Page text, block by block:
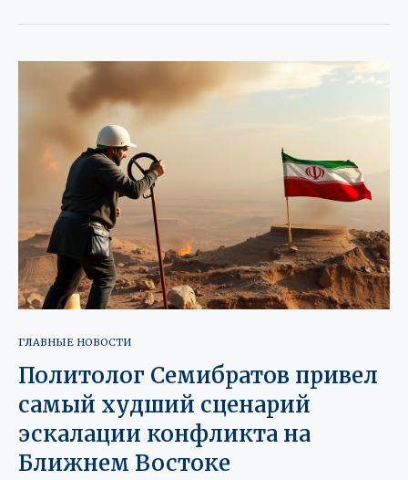
ГЛАВНЫЕ НОВОСТИ
Политолог Семибратов привел
самый худший сценарий
эскалации конфликта на
Ближнем Востоке